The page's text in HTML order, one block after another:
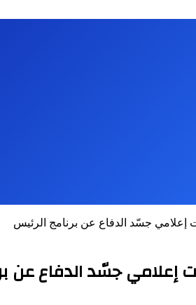
إعلامي جسّد الدفاع عن برنامج الرئيس
إعلامي جسّد الدفاع عن